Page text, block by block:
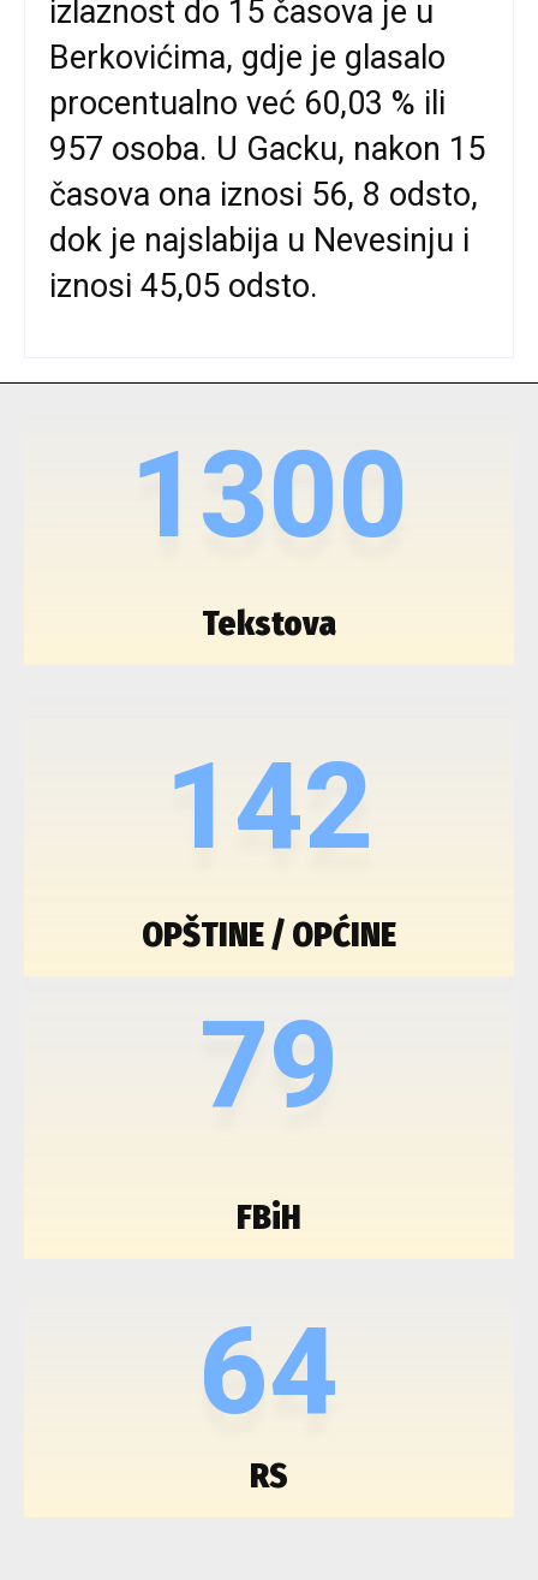
izlaznost do 15 časova je u
Berkovićima, gdje je glasalo
procentualno već 60,03 % ili
957 osoba. U Gacku, nakon 15
časova ona iznosi 56, 8 odsto,
dok je najslabija u Nevesinju i
iznosi 45,05 odsto.
1300
Tekstova
142
OPŠTINE / OPĆINE
79
FBiH
64
RS